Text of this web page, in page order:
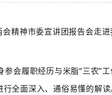
精神市委宣讲团报告会走进
参会履职经历与米脂“三农”
全面深入、通俗易懂的解